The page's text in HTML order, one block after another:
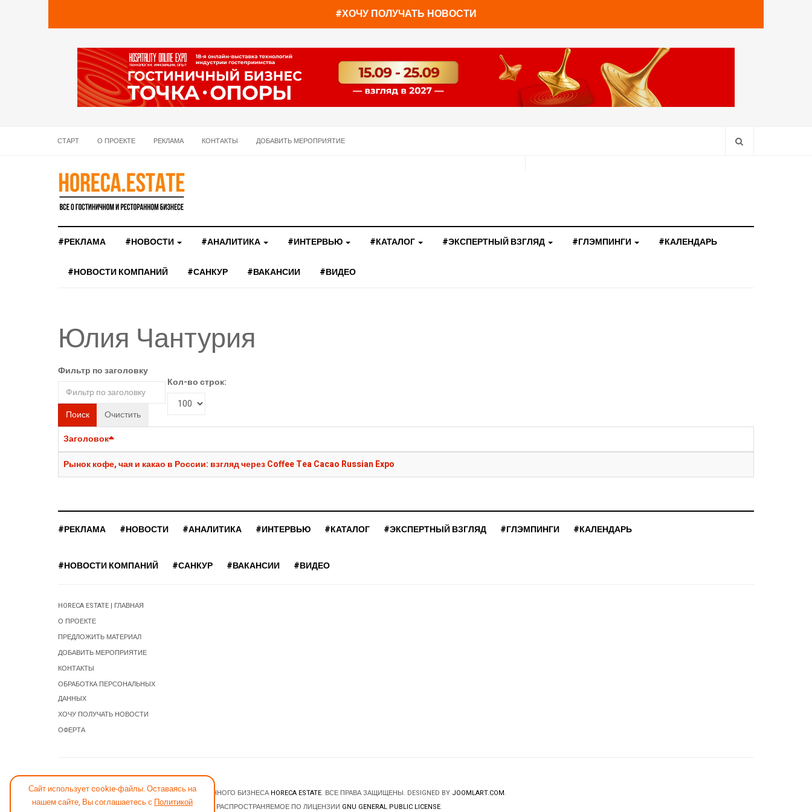
#ХОЧУ ПОЛУЧАТЬ НОВОСТИ
СТАРТ О ПРОЕКТЕ РЕКЛАМА КОНТАКТЫ ДОБАВИТЬ МЕРОПРИЯТИЕ
#РЕКЛАМА #НОВОСТИ #АНАЛИТИКА #ИНТЕРВЬЮ #КАТАЛОГ #ЭКСПЕРТНЫЙ ВЗГЛЯД #ГЛЭМПИНГИ #КАЛЕНДАРЬ
#НОВОСТИ КОМПАНИЙ #САНКУР #ВАКАНСИИ #ВИДЕО
Юлия Чантурия
Фильтр по заголовку
Поиск Очистить
Кол-во строк:
Заголовок
Рынок кофе, чая и какао в России: взгляд через Coffee Tea Cacao Russian Expo
Сайт использует cookie-файлы. Оставаясь на
нашем сайте, Вы соглашаетесь с Политикой
#РЕКЛАМА #НОВОСТИ #АНАЛИТИКА #ИНТЕРВЬЮ #КАТАЛОГ #ЭКСПЕРТНЫЙ ВЗГЛЯД #ГЛЭМПИНГИ #КАЛЕНДАРЬ
#НОВОСТИ КОМПАНИЙ #САНКУР #ВАКАНСИИ #ВИДЕО
HORECA ESTATE | ГЛАВНАЯ
О ПРОЕКТЕ
ПРЕДЛОЖИТЬ МАТЕРИАЛ
ДОБАВИТЬ МЕРОПРИЯТИЕ
КОНТАКТЫ
ОБРАБОТКА ПЕРСОНАЛЬНЫХ
ДАННЫХ
ХОЧУ ПОЛУЧАТЬ НОВОСТИ
ОФЕРТА
© 2026 НОВОСТИ ГОСТИНИЧНОГО И РЕСТОРАННОГО БИЗНЕСА HORECA ESTATE. ВСЕ ПРАВА ЗАЩИЩЕНЫ. DESIGNED BY JOOMLART.COM.
JOOMLA! CMS- ПРОГРАММНОЕ ОБЕСПЕЧЕНИЕ, РАСПРОСТРАНЯЕМОЕ ПО ЛИЦЕНЗИИ GNU GENERAL PUBLIC LICENSE.